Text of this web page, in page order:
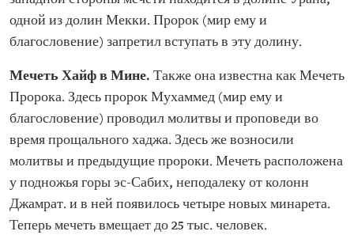
одной из долин Мекки. Пророк (мир ему и
благословение) запретил вступать в эту долину.
Мечеть Хайф в Мине. Также она известна как Мечеть
Пророка. Здесь пророк Мухаммед (мир ему и
благословение) проводил молитвы и проповеди во
время прощального хаджа. Здесь же возносили
молитвы и предыдущие пророки. Мечеть расположена
у подножья горы эс-Сабих, неподалеку от колонн
Джамрат. и в ней появилось четыре новых минарета.
Теперь мечеть вмещает до 25 тыс. человек.